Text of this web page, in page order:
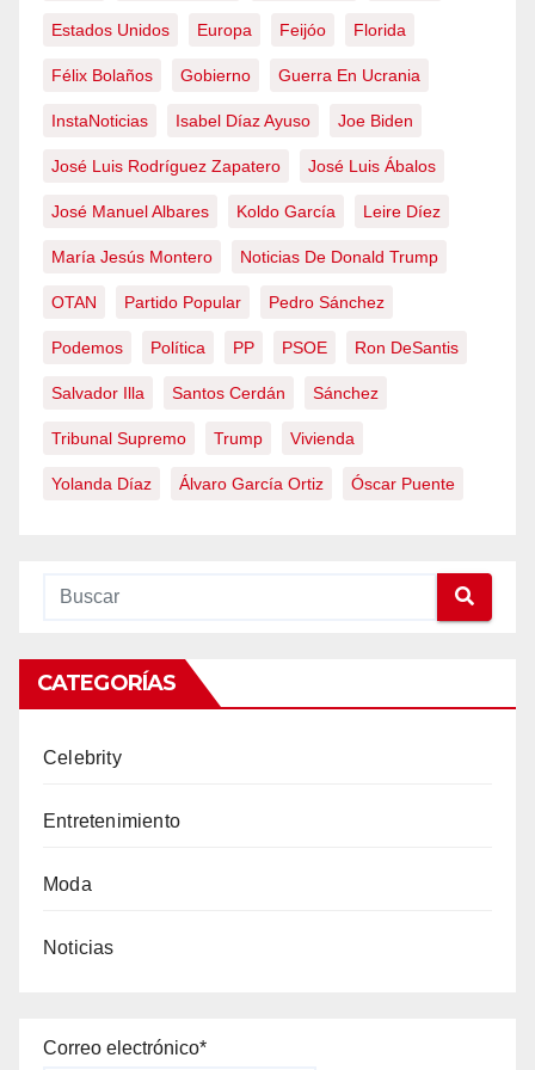
Estados Unidos Europa Feijóo Florida
Félix Bolaños Gobierno Guerra En Ucrania
InstaNoticias Isabel Díaz Ayuso Joe Biden
José Luis Rodríguez Zapatero José Luis Ábalos
José Manuel Albares Koldo García Leire Díez
María Jesús Montero Noticias De Donald Trump
OTAN Partido Popular Pedro Sánchez
Podemos Política PP PSOE Ron DeSantis
Salvador Illa Santos Cerdán Sánchez
Tribunal Supremo Trump Vivienda
Yolanda Díaz Álvaro García Ortiz Óscar Puente
CATEGORÍAS
Celebrity
Entretenimiento
Moda
Noticias
Correo electrónico*